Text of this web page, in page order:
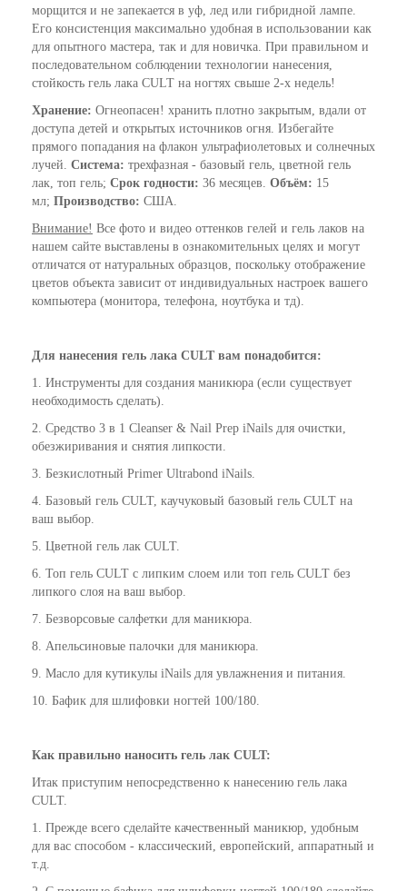
морщится и не запекается в уф, лед или гибридной лампе.
Его консистенция максимально удобная в использовании как
для опытного мастера, так и для новичка. При правильном и
последовательном соблюдении технологии нанесения,
стойкость гель лака CULT на ногтях свыше 2-х недель!
Хранение: Огнеопасен! хранить плотно закрытым, вдали от
доступа детей и открытых источников огня. Избегайте
прямого попадания на флакон ультрафиолетовых и солнечных
лучей. Система: трехфазная - базовый гель, цветной гель
лак, топ гель; Срок годности: 36 месяцев. Объём: 15
мл; Производство: США.
Внимание! Все фото и видео оттенков гелей и гель лаков на
нашем сайте выставлены в ознакомительных целях и могут
отличатся от натуральных образцов, поскольку отображение
цветов объекта зависит от индивидуальных настроек вашего
компьютера (монитора, телефона, ноутбука и тд).
Для нанесения гель лака CULT вам понадобится:
1. Инструменты для создания маникюра (если существует
необходимость сделать).
2. Средство 3 в 1 Cleanser & Nail Prep iNails для очистки,
обезжиривания и снятия липкости.
3. Безкислотный Primer Ultrabond iNails.
4. Базовый гель CULT, каучуковый базовый гель CULT на
ваш выбор.
5. Цветной гель лак CULT.
6. Топ гель CULT с липким слоем или топ гель CULT без
липкого слоя на ваш выбор.
7. Безворсовые салфетки для маникюра.
8. Апельсиновые палочки для маникюра.
9. Масло для кутикулы iNails для увлажнения и питания.
10. Бафик для шлифовки ногтей 100/180.
Как правильно наносить гель лак CULT:
Итак приступим непосредственно к нанесению гель лака
CULT.
1. Прежде всего сделайте качественный маникюр, удобным
для вас способом - классический, европейский, аппаратный и
т.д.